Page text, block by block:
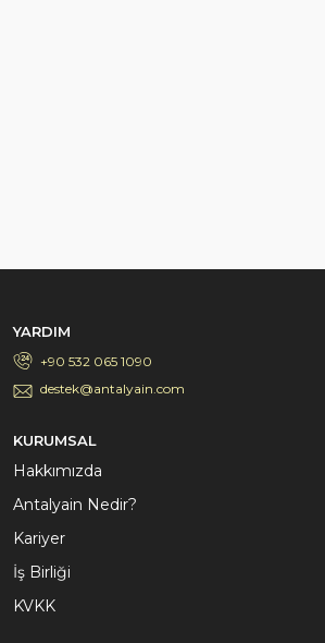
YARDIM
+90 532 065 1090
destek@antalyain.com
KURUMSAL
Hakkımızda
Antalyain Nedir?
Kariyer
İş Birliği
KVKK